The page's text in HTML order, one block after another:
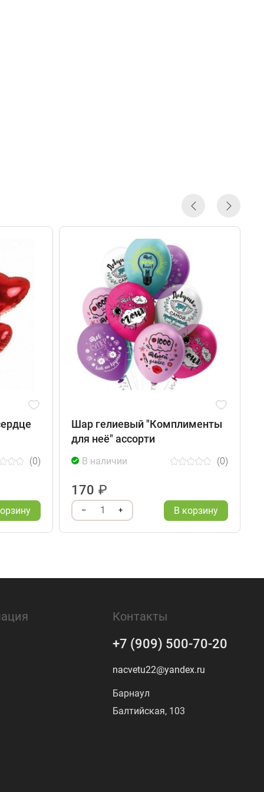
(0)
Шар гелиевый "Комплименты
для неё" ассорти
В наличии (0)
170 ₽
– 1 + В корзину
Контакты
+7 (909) 500-70-20
nacvetu22@yandex.ru
Барнаул
Балтийская, 103